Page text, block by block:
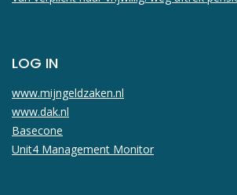
LOG IN
www.mijngeldzaken.nl
www.dak.nl
Basecone
Unit4 Management Monitor